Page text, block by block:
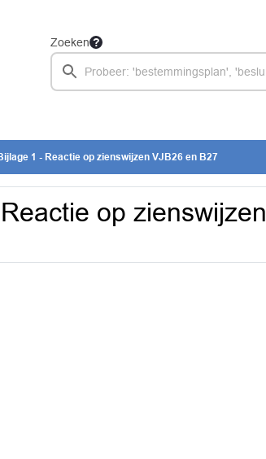
Zoeken
1 - Reactie op zienswijzen VJB26 en B27
op zienswijzen